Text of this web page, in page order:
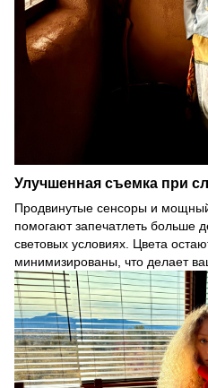
Улучшенная съемка при
Продвинутые сенсоры и
помогают запечатлеть больше
световых условиях. Цвета
минимизированы, что делает